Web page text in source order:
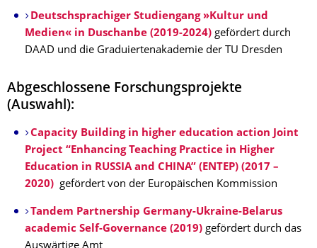
Deutschsprachiger Studiengang »Kultur und
Medien« in Duschanbe (2019-2024) gefördert durch
DAAD und die Graduiertenakademie der TU Dresden
Abgeschlossene Forschungsprojekte
(Auswahl):
Capacity Building in higher education action Joint
Project “Enhancing Teaching Practice in Higher
Education in RUSSIA and СHINA” (ENTEP) (2017 –
2020) gefördert von der Europäischen Kommission
Tandem Partnership Germany-Ukraine-Belarus
academic Self-Governance (2019) gefördert durch das